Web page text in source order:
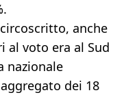
anche
al voto era al Sud
nazionale
dei 18